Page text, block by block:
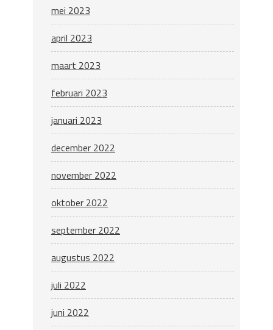
mei 2023
april 2023
maart 2023
februari 2023
januari 2023
december 2022
november 2022
oktober 2022
september 2022
augustus 2022
juli 2022
juni 2022